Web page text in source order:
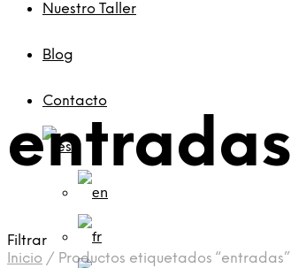
Nuestro Taller
Blog
Contacto
entradas
Filtrar
Inicio / Productos etiquetados “entradas”